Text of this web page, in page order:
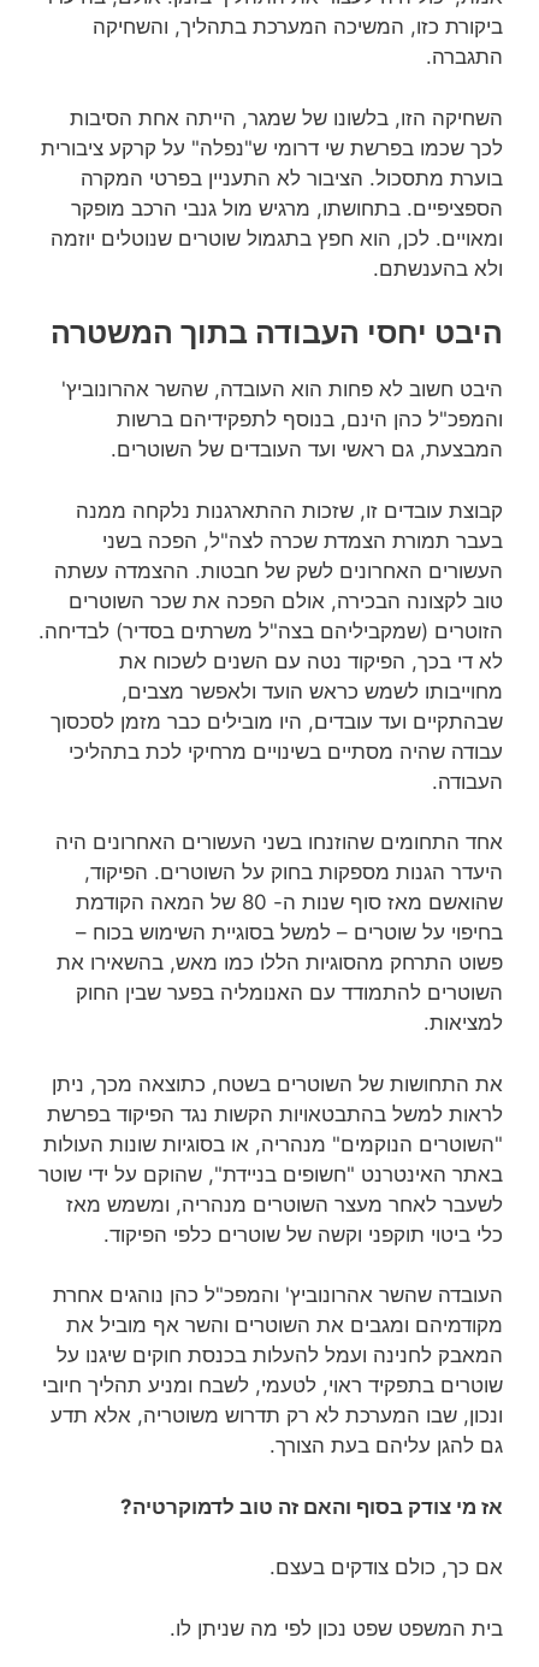
ביקורת כזו, המשיכה המערכת בתהליך, והשחיקה
התגברה.
השחיקה הזו, בלשונו של שמגר, הייתה אחת הסיבות
לכך שכמו בפרשת שי דרומי ש"נפלה" על קרקע ציבורית
בוערת מתסכול. הציבור לא התעניין בפרטי המקרה
הספציפיים. בתחושתו, מרגיש מול גנבי הרכב מופקר
ומאויים. לכן, הוא חפץ בתגמול שוטרים שנוטלים יוזמה
ולא בהענשתם.
היבט יחסי העבודה בתוך המשטרה
היבט חשוב לא פחות הוא העובדה, שהשר אהרונוביץ'
והמפכ"ל כהן הינם, בנוסף לתפקידיהם ברשות
המבצעת, גם ראשי ועד העובדים של השוטרים.
קבוצת עובדים זו, שזכות ההתארגנות נלקחה ממנה
בעבר תמורת הצמדת שכרה לצה"ל, הפכה בשני
העשורים האחרונים לשק של חבטות. ההצמדה עשתה
טוב לקצונה הבכירה, אולם הפכה את שכר השוטרים
הזוטרים (שמקביליהם בצה"ל משרתים בסדיר) לבדיחה.
לא די בכך, הפיקוד נטה עם השנים לשכוח את
מחוייבותו לשמש כראש הועד ולאפשר מצבים,
שבהתקיים ועד עובדים, היו מובילים כבר מזמן לסכסוך
עבודה שהיה מסתיים בשינויים מרחיקי לכת בתהליכי
העבודה.
אחד התחומים שהוזנחו בשני העשורים האחרונים היה
היעדר הגנות מספקות בחוק על השוטרים. הפיקוד,
שהואשם מאז סוף שנות ה- 80 של המאה הקודמת
בחיפוי על שוטרים – למשל בסוגיית השימוש בכוח –
פשוט התרחק מהסוגיות הללו כמו מאש, בהשאירו את
השוטרים להתמודד עם האנומליה בפער שבין החוק
למציאות.
את התחושות של השוטרים בשטח, כתוצאה מכך, ניתן
לראות למשל בהתבטאויות הקשות נגד הפיקוד בפרשת
"השוטרים הנוקמים" מנהריה, או בסוגיות שונות העולות
באתר האינטרנט "חשופים בניידת", שהוקם על ידי שוטר
לשעבר לאחר מעצר השוטרים מנהריה, ומשמש מאז
כלי ביטוי תוקפני וקשה של שוטרים כלפי הפיקוד.
העובדה שהשר אהרונוביץ' והמפכ"ל כהן נוהגים אחרת
מקודמיהם ומגבים את השוטרים והשר אף מוביל את
המאבק לחנינה ועמל להעלות בכנסת חוקים שיגנו על
שוטרים בתפקיד ראוי, לטעמי, לשבח ומניע תהליך חיובי
ונכון, שבו המערכת לא רק תדרוש משוטריה, אלא תדע
גם להגן עליהם בעת הצורך.
אז מי צודק בסוף והאם זה טוב לדמוקרטיה?
אם כך, כולם צודקים בעצם.
בית המשפט שפט נכון לפי מה שניתן לו.